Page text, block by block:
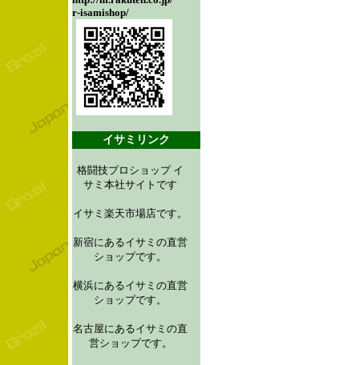
r-isamishop/
イサミリンク
格闘技プロショップ イ
サミ本社サイトです
イサミ楽天市場店です。
新宿にあるイサミの直営
ショップです。
横浜にあるイサミの直営
ショップです。
名古屋にあるイサミの直
営ショップです。